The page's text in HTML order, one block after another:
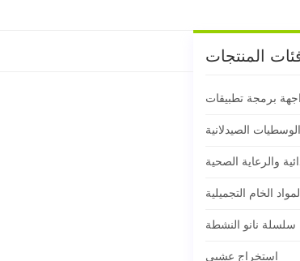
المنتجات
برمجة تطبيقات
الوسطيات الصيدلانية
والرعاية الصحية
الخام التجميلية
سلسلة نانو النشطة
استخراج عشبي